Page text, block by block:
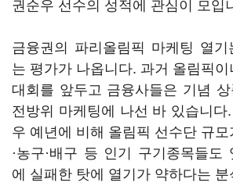
권순우 선수의 성적에 관심이 모입
금융권의 파리올림픽 마케팅 열
는 평가가 나옵니다. 과거 올림픽이
대회를 앞두고 금융사들은 기념
전방위 마케팅에 나선 바 있습니다
우 예년에 비해 올림픽 선수단 규
·농구·배구 등 인기 구기종목들도
에 실패한 탓에 열기가 약하다는